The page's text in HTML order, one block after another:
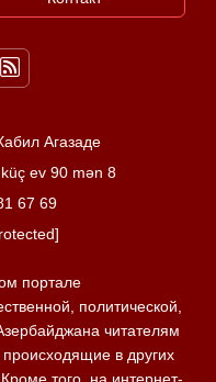
Агазаде
ev 90 mən 8
67 69
портале
политической,
читателям
в других
того, на интернет-